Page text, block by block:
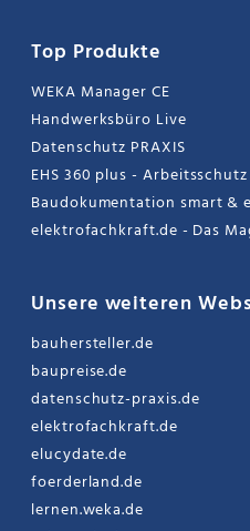
Top Produkte
WEKA Manager CE
Handwerksbüro Live
Datenschutz PRAXIS
EHS 360 plus -
Baudokumentation smart &
elektrofachkraft.de - Das
Unsere weiteren
bauhersteller.de
baupreise.de
datenschutz-praxis.de
elektrofachkraft.de
elucydate.de
foerderland.de
lernen.weka.de